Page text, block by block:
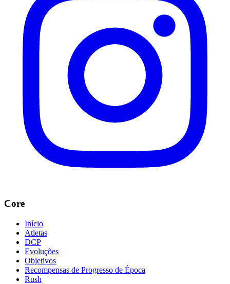
Core
Início
Atletas
DCP
Evoluções
Objetivos
Recompensas de Progresso de Época
Rush